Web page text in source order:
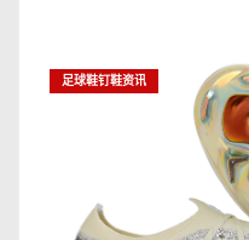
足球鞋钉鞋资讯